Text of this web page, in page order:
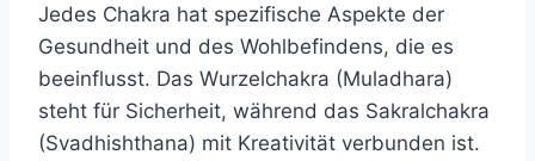
Jedes Chakra hat spezifische Aspekte der
Gesundheit und des Wohlbefindens, die es
beeinflusst. Das Wurzelchakra (Muladhara)
steht für Sicherheit, während das Sakralchakra
(Svadhishthana) mit Kreativität verbunden ist.